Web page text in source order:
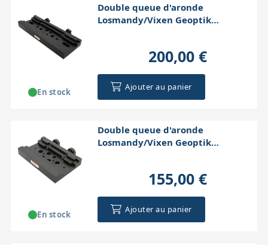
Double queue d'aronde
Losmandy/Vixen Geoptik
200,00 €
Ajouter au panier
En stock
Double queue d'aronde
Losmandy/Vixen Geoptik
155,00 €
Ajouter au panier
En stock